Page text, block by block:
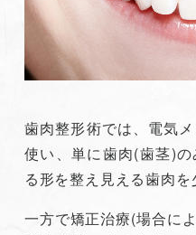
歯肉整形術では、電気
使い、単に歯肉(歯茎)
る形を整え見える歯肉を
一方で矯正治療(場合に